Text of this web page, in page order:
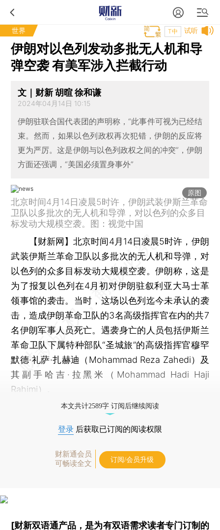
世界 试听
T中
伊朗对以色列发动多批无人机和导
弹空袭 有美军涉入拦截行动
文｜财新 胡暄 徐和谦
2024年04月14日 10:15
伊朗驻联合国代表团的声明称，“此事件可视为已经结
束。然而，如果以色列政权再次犯错，伊朗的反应将
更为严厉。这是伊朗与以色列政权之间的冲突”，伊朗
方面还强调，“美国必须置身事外”
原图
北京时间4月14日凌晨5时许，伊朗武装伊斯兰革命
卫队以多批次的无人机和导弹，对以色列的众多目
标发动大规模空袭。图：视觉中国
【财新网】北京时间4月14日凌晨5时许，伊朗
武装伊斯兰革命卫队以多批次的无人机和导弹，对
以色列的众多目标发动大规模空袭。伊朗称，这是
为了报复以色列在4月初对伊朗驻叙利亚大马士革
领事馆的袭击。当时，这场以色列迄今未承认的袭
击，造成伊朗革命卫队的3名高级指挥官在内的共7
名伊朗军事人员死亡。遇袭身亡的人员包括伊斯兰
革命卫队下属特种部队“圣城旅”的高级指挥官穆罕
默德·礼萨·扎赫迪（Mohammad Reza Zahedi）及
其副手哈吉·拉黑米（Mohammad Hadi Haji
Rahimi）。
本文共计2589字 订阅后继续阅读
登录 后获取已订阅的阅读权限
财新通会员
可畅读全文
订阅/会员升级
[财新双语通产品，是为有双语需求读者专门订制的